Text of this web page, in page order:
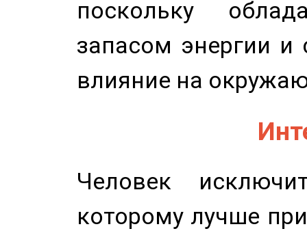
поскольку
запасом энергии и
влияние на
Человек
которому лучше